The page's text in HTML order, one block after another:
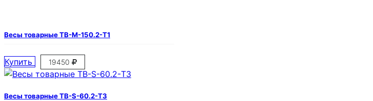
Весы товарные ТВ-М-150.2-Т1
Купить 19450
Весы товарные ТВ-S-60.2-Т3